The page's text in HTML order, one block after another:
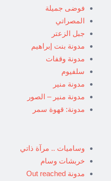
فوضى جميلة
المصراتي
جبل الزعتر
مدونة بنت إبراهيم
مدونة وقفات
سلفيوم
مدونة منير
مدونة منير – الصور
مدونة: قهوة سمر
وساميات .. مرآة ذاتي
خربشات وسام
مدونة Out reached